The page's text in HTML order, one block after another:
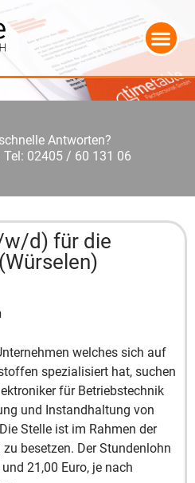
Antworten?
Tel: 02405 / 60 131 06
d) für die
welches sich auf
spezialisiert hat, suchen
für Betriebstechnik
und Instandhaltung von
Stelle ist im Rahmen der
besetzen. Der Stundenlohn
21,00 Euro, je nach